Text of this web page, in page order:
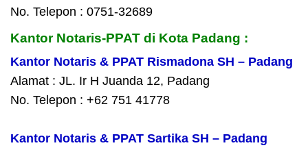
No. Telepon : 0751-32689
Kantor Notaris-PPAT di Kota Padang :
Kantor Notaris & PPAT Rismadona SH – Padang
Alamat : JL. Ir H Juanda 12, Padang
No. Telepon : +62 751 41778
Kantor Notaris & PPAT Sartika SH – Padang